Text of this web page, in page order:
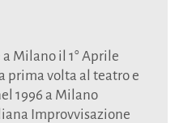
Milano il 1° Aprile
prima volta al teatro e
1996 a Milano
Improvvisazione